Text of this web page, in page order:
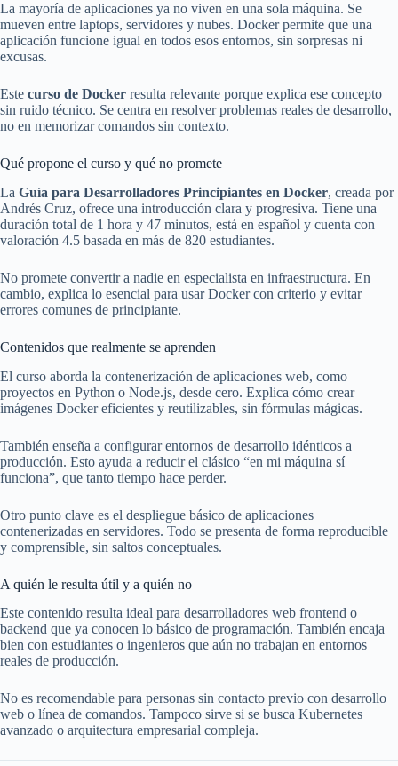
La mayoría de aplicaciones ya no viven en una sola máquina. Se
mueven entre laptops, servidores y nubes. Docker permite que una
aplicación funcione igual en todos esos entornos, sin sorpresas ni
excusas.
Este curso de Docker resulta relevante porque explica ese concepto
sin ruido técnico. Se centra en resolver problemas reales de desarrollo,
no en memorizar comandos sin contexto.
Qué propone el curso y qué no promete
La Guía para Desarrolladores Principiantes en Docker, creada por
Andrés Cruz, ofrece una introducción clara y progresiva. Tiene una
duración total de 1 hora y 47 minutos, está en español y cuenta con
valoración 4.5 basada en más de 820 estudiantes.
No promete convertir a nadie en especialista en infraestructura. En
cambio, explica lo esencial para usar Docker con criterio y evitar
errores comunes de principiante.
Contenidos que realmente se aprenden
El curso aborda la contenerización de aplicaciones web, como
proyectos en Python o Node.js, desde cero. Explica cómo crear
imágenes Docker eficientes y reutilizables, sin fórmulas mágicas.
También enseña a configurar entornos de desarrollo idénticos a
producción. Esto ayuda a reducir el clásico “en mi máquina sí
funciona”, que tanto tiempo hace perder.
Otro punto clave es el despliegue básico de aplicaciones
contenerizadas en servidores. Todo se presenta de forma reproducible
y comprensible, sin saltos conceptuales.
A quién le resulta útil y a quién no
Este contenido resulta ideal para desarrolladores web frontend o
backend que ya conocen lo básico de programación. También encaja
bien con estudiantes o ingenieros que aún no trabajan en entornos
reales de producción.
No es recomendable para personas sin contacto previo con desarrollo
web o línea de comandos. Tampoco sirve si se busca Kubernetes
avanzado o arquitectura empresarial compleja.